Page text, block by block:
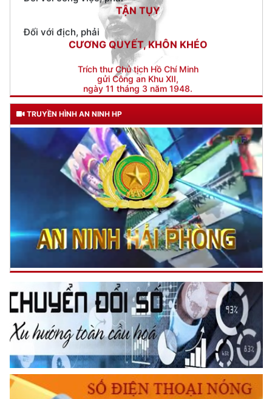
Trích thư Chủ tịch Hồ Chí Minh
gửi Công an Khu XII,
ngày 11 tháng 3 năm 1948.
TRUYỀN HÌNH AN NINH HP